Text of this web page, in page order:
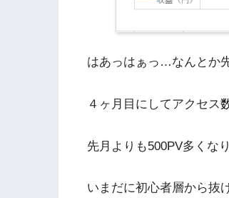
はあっはぁっ…なんとか
４ヶ月目にしてアクセス
先月よりも500PV多くな
いまだに初心者層から抜